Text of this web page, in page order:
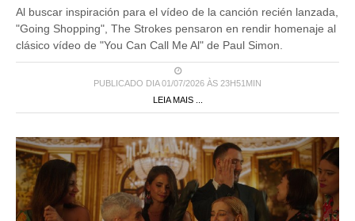
Al buscar inspiración para el vídeo de la canción recién lanzada,
"Going Shopping", The Strokes pensaron en rendir homenaje al
clásico vídeo de "You Can Call Me Al" de Paul Simon.
PUBLICADO DIA 01/07/2026 ÀS 23H51MIN
LEIA MAIS ...